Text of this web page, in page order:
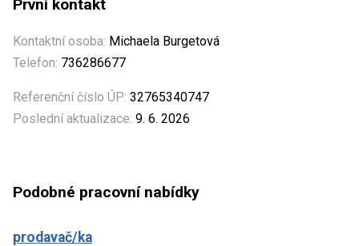
První kontakt
Kontaktní osoba: Michaela Burgetová
Telefon: 736286677
Referenční číslo ÚP: 32765340747
Poslední aktualizace: 9. 6. 2026
Podobné pracovní nabídky
prodavač/ka